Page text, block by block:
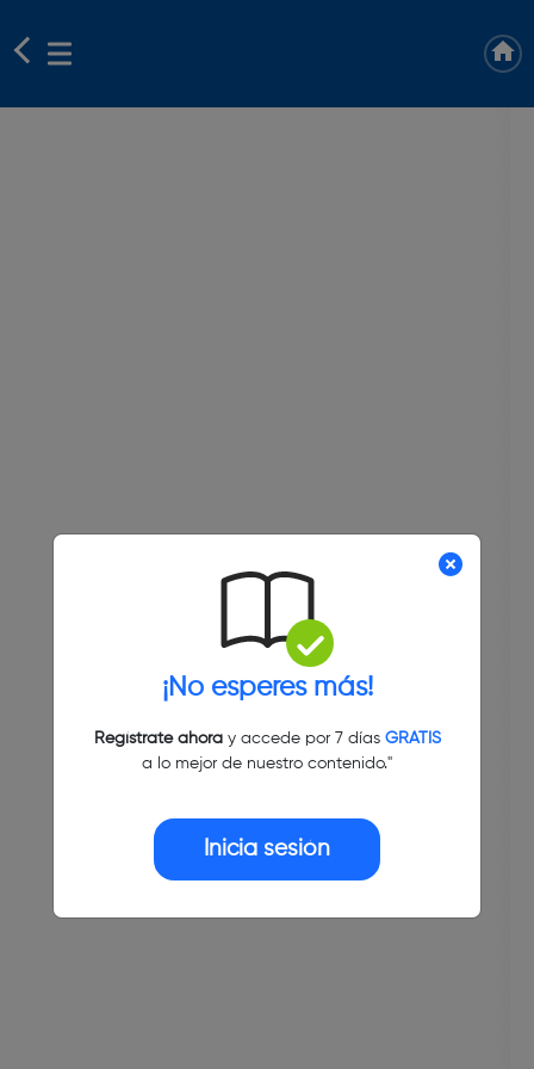
¡No esperes más!
Regístrate ahoray accede por 7 días GRATIS
a lo mejor de nuestro contenido."
Inicia sesión